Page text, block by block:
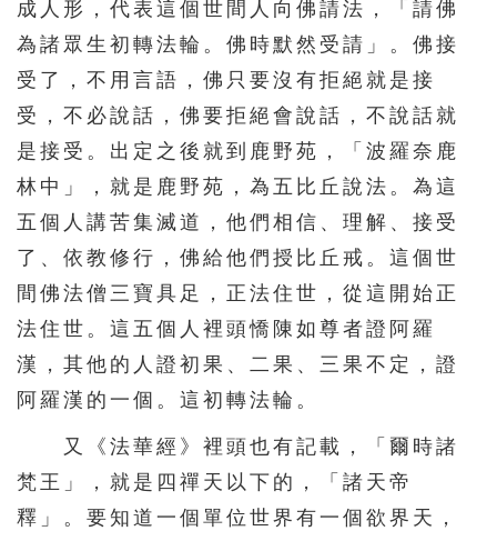
391 392 393 394 395
396 397 398 399 400
406 407 408 410
411 412 413 414 415
416 417 418 419 420
421 422 423 424 425
431 432 434 435
436 437 438
441 442 443 444 445
446 447 448 449
451 452 453 454 455
成人形，代表這個世間人向佛請法，「請佛
為諸眾生初轉法輪。佛時默然受請」。佛接
受了，不用言語，佛只要沒有拒絕就是接
受，不必說話，佛要拒絕會說話，不說話就
是接受。出定之後就到鹿野苑，「波羅奈鹿
林中」，就是鹿野苑，為五比丘說法。為這
五個人講苦集滅道，他們相信、理解、接受
了、依教修行，佛給他們授比丘戒。這個世
間佛法僧三寶具足，正法住世，從這開始正
法住世。這五個人裡頭憍陳如尊者證阿羅
漢，其他的人證初果、二果、三果不定，證
阿羅漢的一個。這初轉法輪。
又《法華經》裡頭也有記載，「爾時諸
梵王」，就是四禪天以下的，「諸天帝
釋」。要知道一個單位世界有一個欲界天，